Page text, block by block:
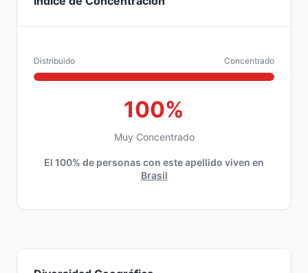
Distribuido Concentrado
100%
Muy Concentrado
El 100% de personas con este apellido viven en
Brasil